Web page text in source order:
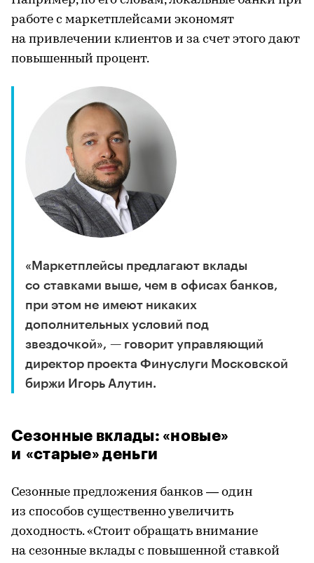
работе с маркетплейсами экономят
на привлечении клиентов и за счет этого дают
повышенный процент.
«Маркетплейсы предлагают вклады
со ставками выше, чем в офисах банков,
при этом не имеют никаких
дополнительных условий под
звездочкой», — говорит управляющий
директор проекта Финуслуги Московской
биржи Игорь Алутин.
Сезонные вклады: «новые»
и «старые» деньги
Сезонные предложения банков — один
из способов существенно увеличить
доходность. «Стоит обращать внимание
на сезонные вклады с повышенной ставкой